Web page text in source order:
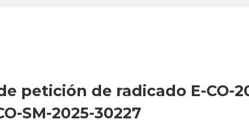
petición de radicado E-CO-
SM-2025-30227